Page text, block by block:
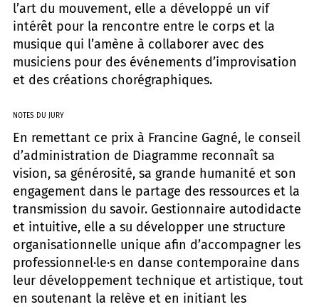
l’art du mouvement, elle a développé un vif
intérêt pour la rencontre entre le corps et la
musique qui l’amène à collaborer avec des
musiciens pour des événements d’improvisation
et des créations chorégraphiques.
NOTES DU JURY
En remettant ce prix à Francine Gagné, le conseil
d’administration de Diagramme reconnaît sa
vision, sa générosité, sa grande humanité et son
engagement dans le partage des ressources et la
transmission du savoir. Gestionnaire autodidacte
et intuitive, elle a su développer une structure
organisationnelle unique afin d’accompagner les
professionnel·le·s en danse contemporaine dans
leur développement technique et artistique, tout
en soutenant la relève et en initiant les